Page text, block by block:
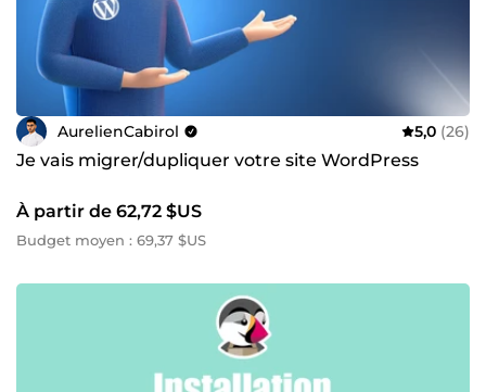
AurelienCabirol 5,0 (26)
Je vais migrer/dupliquer votre site WordPress
À partir de 62,72 $US
Budget moyen : 69,37 $US